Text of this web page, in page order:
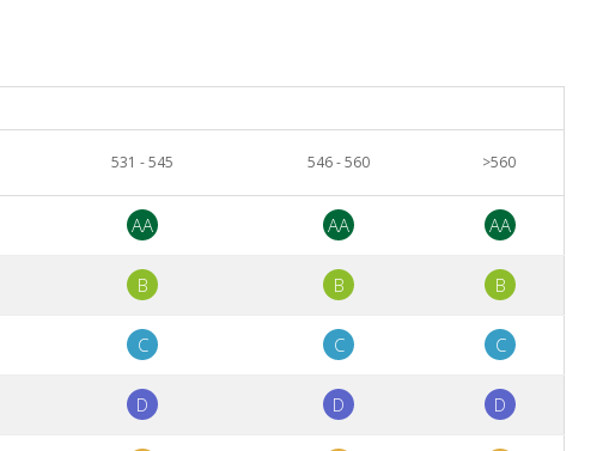
531 - 545 546 - 560 >560
AA AA AA
B B B
C C C
D D D